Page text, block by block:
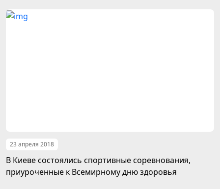
23 апреля 2018
В Киеве состоялись спортивные соревнования,
приуроченные к Всемирному дню здоровья